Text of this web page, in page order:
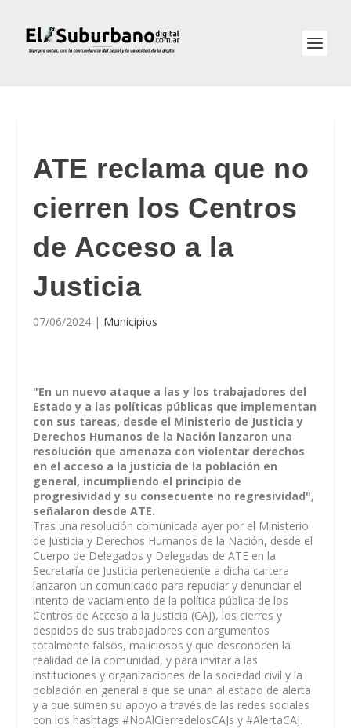
ATE reclama que no
cierren los Centros
de Acceso a la
Justicia
07/06/2024 | Municipios
"En un nuevo ataque a las y los trabajadores del
Estado y a las políticas públicas que implementan
con sus tareas, desde el Ministerio de Justicia y
Derechos Humanos de la Nación lanzaron una
resolución que amenaza con violentar derechos
en el acceso a la justicia de la población en
general, incumpliendo el principio de
progresividad y su consecuente no regresividad",
señalaron desde ATE.
Tras una resolución comunicada ayer por el Ministerio
de Justicia y Derechos Humanos de la Nación, desde el
Cuerpo de Delegados y Delegadas de ATE en la
Secretaría de Justicia perteneciente a dicha cartera
lanzaron un comunicado para repudiar y denunciar el
intento de vaciamiento de la política pública de los
Centros de Acceso a la Justicia (CAJ), los cierres y
despidos de sus trabajadores con argumentos
totalmente falsos, maliciosos y que desconocen la
realidad de la comunidad, y para invitar a las
instituciones y organizaciones de la sociedad civil y la
población en general a que se unan al estado de alerta
y a que sumen su apoyo a través de las redes sociales
con los hashtags #NoAlCierredelosCAJs y #AlertaCAJ.